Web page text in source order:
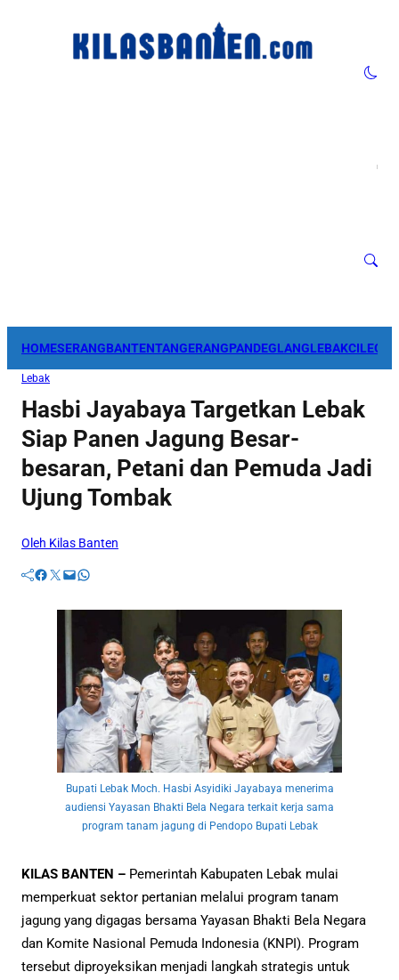
HOMESERANGBANTENTANGERANGPANDEGLANGLEBAK
Lebak
Hasbi Jayabaya Targetkan Lebak
Siap Panen Jagung Besar-
besaran, Petani dan Pemuda Jadi
Ujung Tombak
Oleh Kilas Banten
Facebook Twitter Mail WhatsApp
Bupati Lebak Moch. Hasbi Asyidiki Jayabaya menerima
audiensi Yayasan Bhakti Bela Negara terkait kerja sama
program tanam jagung di Pendopo Bupati Lebak
KILAS BANTEN – Pemerintah Kabupaten Lebak mulai
memperkuat sektor pertanian melalui program tanam
jagung yang digagas bersama Yayasan Bhakti Bela Negara
dan Komite Nasional Pemuda Indonesia (KNPI). Program
tersebut diproyeksikan menjadi langkah strategis untuk